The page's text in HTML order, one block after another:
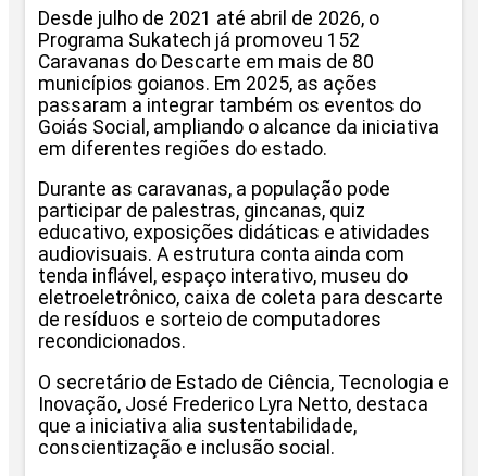
Desde julho de 2021 até abril de 2026, o
Programa Sukatech já promoveu 152
Caravanas do Descarte em mais de 80
municípios goianos. Em 2025, as ações
passaram a integrar também os eventos do
Goiás Social, ampliando o alcance da iniciativa
em diferentes regiões do estado.
Durante as caravanas, a população pode
participar de palestras, gincanas, quiz
educativo, exposições didáticas e atividades
audiovisuais. A estrutura conta ainda com
tenda inflável, espaço interativo, museu do
eletroeletrônico, caixa de coleta para descarte
de resíduos e sorteio de computadores
recondicionados.
O secretário de Estado de Ciência, Tecnologia e
Inovação, José Frederico Lyra Netto, destaca
que a iniciativa alia sustentabilidade,
conscientização e inclusão social.